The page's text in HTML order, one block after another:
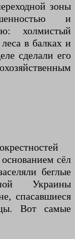
зоны
и
холмистый
в балках и
сделали его
сёл
беглые
Украины
спасавшиеся
Вот самые